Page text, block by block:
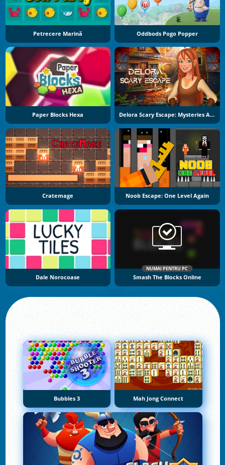
Petrecere Marină Oddbods Pogo Popper
Paper Blocks Hexa Delora Scary Escape: Mysteries Adventure
Cratemage Noob Escape: One Level Again
Dale Norocoase
NUMAI PENTRU PC
Smash The Blocks Online
Bubbles 3 Mah Jong Connect